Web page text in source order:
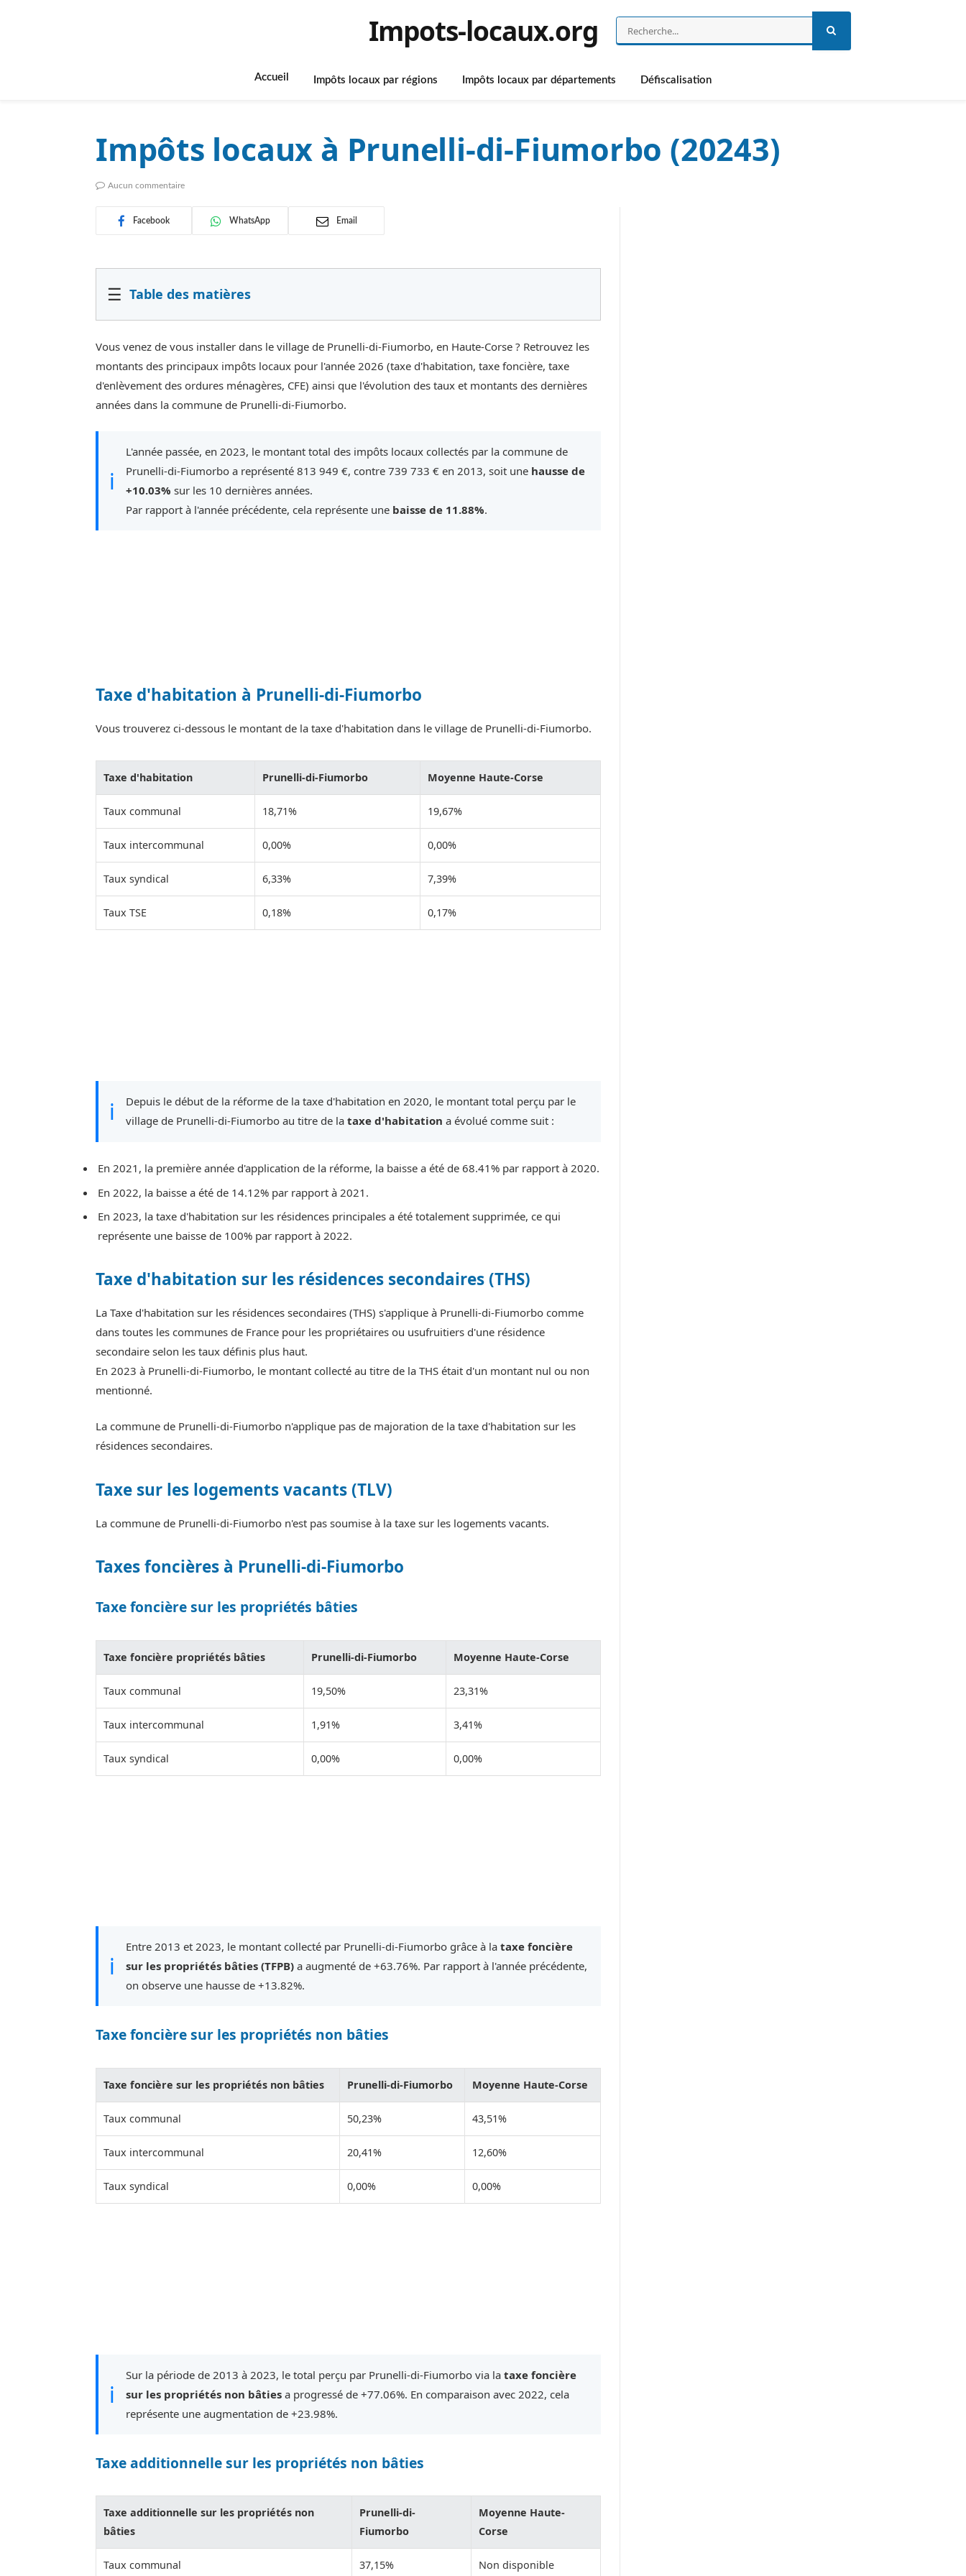
Impots-locaux.org
Accueil Impôts locaux par régions Impôts locaux par départements Défiscalisation
Impôts locaux à Prunelli-di-Fiumorbo (20243)
Aucun commentaire
Facebook WhatsApp Email
☰ Table des matières
Vous venez de vous installer dans le village de Prunelli-di-Fiumorbo, en Haute-Corse ? Retrouvez les
montants des principaux impôts locaux pour l'année 2026 (taxe d'habitation, taxe foncière, taxe
d'enlèvement des ordures ménagères, CFE) ainsi que l'évolution des taux et montants des dernières
années dans la commune de Prunelli-di-Fiumorbo.
ℹ
L'année passée, en 2023, le montant total des impôts locaux collectés par la commune de
Prunelli-di-Fiumorbo a représenté 813 949 €, contre 739 733 € en 2013, soit une hausse de
+10.03% sur les 10 dernières années.
Par rapport à l'année précédente, cela représente une baisse de 11.88%.
Taxe d'habitation à Prunelli-di-Fiumorbo
Vous trouverez ci-dessous le montant de la taxe d'habitation dans le village de Prunelli-di-Fiumorbo.
Taxe d'habitation Prunelli-di-Fiumorbo Moyenne Haute-Corse
Taux communal 18,71% 19,67%
Taux intercommunal 0,00% 0,00%
Taux syndical 6,33% 7,39%
Taux TSE 0,18% 0,17%
ℹ
Depuis le début de la réforme de la taxe d'habitation en 2020, le montant total perçu par le
village de Prunelli-di-Fiumorbo au titre de la taxe d'habitation a évolué comme suit :
En 2021, la première année d'application de la réforme, la baisse a été de 68.41% par rapport à 2020.
En 2022, la baisse a été de 14.12% par rapport à 2021.
En 2023, la taxe d'habitation sur les résidences principales a été totalement supprimée, ce qui
représente une baisse de 100% par rapport à 2022.
Taxe d'habitation sur les résidences secondaires (THS)
La Taxe d'habitation sur les résidences secondaires (THS) s'applique à Prunelli-di-Fiumorbo comme
dans toutes les communes de France pour les propriétaires ou usufruitiers d'une résidence
secondaire selon les taux définis plus haut.
En 2023 à Prunelli-di-Fiumorbo, le montant collecté au titre de la THS était d'un montant nul ou non
mentionné.
La commune de Prunelli-di-Fiumorbo n'applique pas de majoration de la taxe d'habitation sur les
résidences secondaires.
Taxe sur les logements vacants (TLV)
La commune de Prunelli-di-Fiumorbo n'est pas soumise à la taxe sur les logements vacants.
Taxes foncières à Prunelli-di-Fiumorbo
Taxe foncière sur les propriétés bâties
Taxe foncière propriétés bâties Prunelli-di-Fiumorbo Moyenne Haute-Corse
Taux communal 19,50% 23,31%
Taux intercommunal 1,91% 3,41%
Taux syndical 0,00% 0,00%
ℹ
Entre 2013 et 2023, le montant collecté par Prunelli-di-Fiumorbo grâce à la taxe foncière
sur les propriétés bâties (TFPB) a augmenté de +63.76%. Par rapport à l'année précédente,
on observe une hausse de +13.82%.
Taxe foncière sur les propriétés non bâties
Taxe foncière sur les propriétés non bâties Prunelli-di-Fiumorbo Moyenne Haute-Corse
Taux communal 50,23% 43,51%
Taux intercommunal 20,41% 12,60%
Taux syndical 0,00% 0,00%
ℹ
Sur la période de 2013 à 2023, le total perçu par Prunelli-di-Fiumorbo via la taxe foncière
sur les propriétés non bâties a progressé de +77.06%. En comparaison avec 2022, cela
représente une augmentation de +23.98%.
Taxe additionnelle sur les propriétés non bâties
Taxe additionnelle sur les propriétés non
bâties
Prunelli-di-
Fiumorbo
Moyenne Haute-
Corse
Taux communal 37,15% Non disponible